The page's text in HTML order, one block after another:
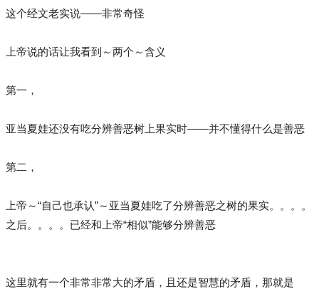
这个经文老实说——非常奇怪
上帝说的话让我看到～两个～含义
第一，
亚当夏娃还没有吃分辨善恶树上果实时——并不懂得什么是善恶
第二，
上帝～“自己也承认”～亚当夏娃吃了分辨善恶之树的果实。。。。
之后。。。。已经和上帝“相似”能够分辨善恶
这里就有一个非常非常大的矛盾，且还是智慧的矛盾，那就是